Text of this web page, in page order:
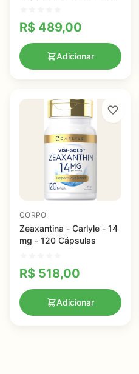
Lomb, 10 ml
R$ 489,00
Adicionar
CORPO
Zeaxantina - Carlyle - 14
mg - 120 Cápsulas
R$ 518,00
Adicionar